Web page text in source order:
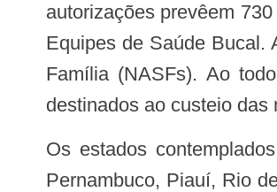
autorizações prevêem
Equipes de Saúde Bucal.
Família (NASFs). Ao
destinados ao custeio
Os estados contemplados foram Alagoas, Bahia, Ceará, Goiás, Minas Gerais, Mato grosso do Sul, Pará, Paraíba, Paraná,
Pernambuco, Piauí, Rio